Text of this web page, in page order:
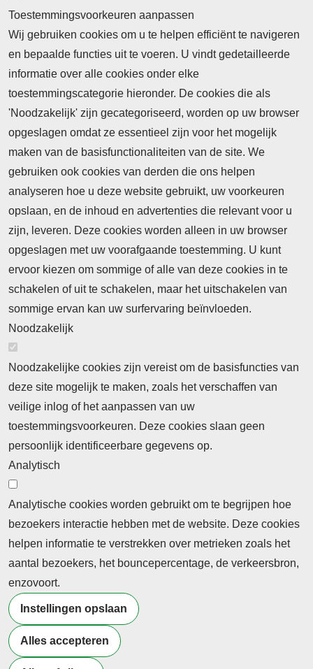
Toestemmingsvoorkeuren aanpassen
Wij gebruiken cookies om u te helpen efficiënt te navigeren
en bepaalde functies uit te voeren. U vindt gedetailleerde
informatie over alle cookies onder elke
toestemmingscategorie hieronder. De cookies die als
'Noodzakelijk' zijn gecategoriseerd, worden op uw browser
opgeslagen omdat ze essentieel zijn voor het mogelijk
maken van de basisfunctionaliteiten van de site. We
gebruiken ook cookies van derden die ons helpen
analyseren hoe u deze website gebruikt, uw voorkeuren
opslaan, en de inhoud en advertenties die relevant voor u
zijn, leveren. Deze cookies worden alleen in uw browser
opgeslagen met uw voorafgaande toestemming. U kunt
ervoor kiezen om sommige of alle van deze cookies in te
schakelen of uit te schakelen, maar het uitschakelen van
sommige ervan kan uw surfervaring beïnvloeden.
Noodzakelijk
Noodzakelijke cookies zijn vereist om de basisfuncties van
deze site mogelijk te maken, zoals het verschaffen van
veilige inlog of het aanpassen van uw
toestemmingsvoorkeuren. Deze cookies slaan geen
persoonlijk identificeerbare gegevens op.
Analytisch
Analytische cookies worden gebruikt om te begrijpen hoe
bezoekers interactie hebben met de website. Deze cookies
helpen informatie te verstrekken over metrieken zoals het
aantal bezoekers, het bouncepercentage, de verkeersbron,
enzovoort.
Instellingen opslaan
Alles accepteren
Nieuws
Neem contact op
Algemene Leveringsvoorwaarden
Cookieverklaring
Privacyverklaring
Abonnementinformatie Inlogprocedure
Nieuws
Laatste nieuws
Meld u aan voor onze nieuwsbrief
Ontvang 2 keer per maand de nieuwsbrief met
persberichten, actualiteiten, nieuws en personalia uit het
beroepsonderwijs.
©2026 Profiel Actueel